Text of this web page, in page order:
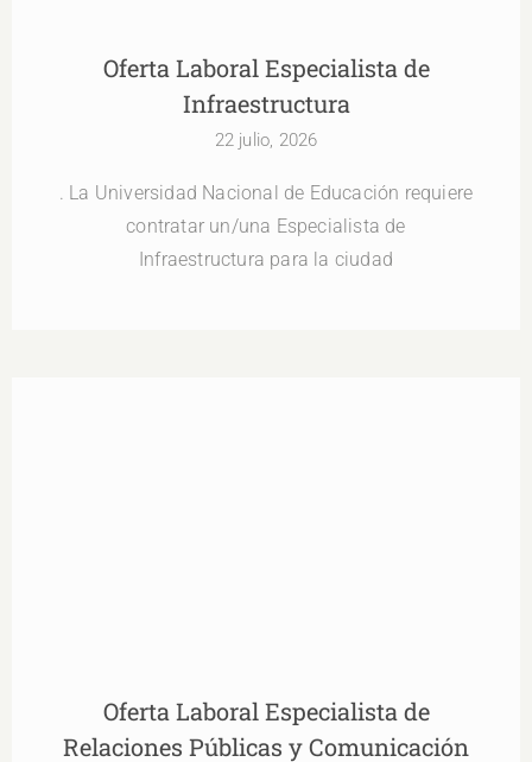
Oferta Laboral Especialista de
Infraestructura
22 julio, 2026
. La Universidad Nacional de Educación requiere
contratar un/una Especialista de
Infraestructura para la ciudad
Oferta Laboral Especialista de
Relaciones Públicas y Comunicación